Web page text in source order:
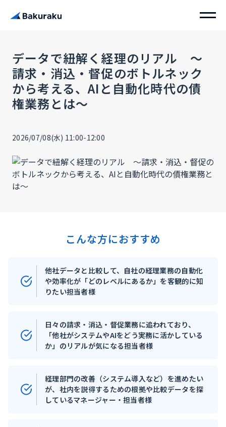
データで紐解く経理のリアル 〜
請求・消込・督促のボトルネック
から考える、AIと自動化時代の債
権業務とは〜
2026/07/08(水) 11:00-12:00
こんな方におすすめ
他社データと比較して、自社の経理業務の自動化
や効率化が「どのレベルにあるか」を客観的に知
りたい担当者様
日々の請求・消込・督促業務に追われており、
「他社がシステムやAIをどう実務に活かしている
か」のリアルが気になる担当者様
経理部門の改善（システム導入など）を進めたい
が、社内を説得するための根拠や比較データを探
しているマネージャー・担当者様